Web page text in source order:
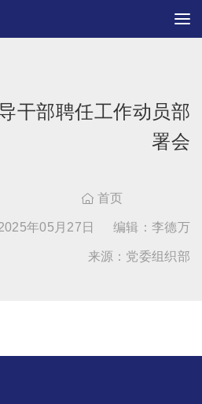
干部聘任工作动员部
署会
 首页
年05月27日 编辑：李德万
来源：党委组织部